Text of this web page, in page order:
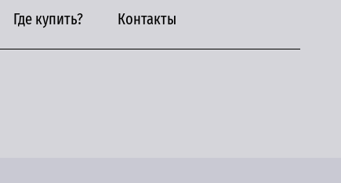
Где купить? Контакты